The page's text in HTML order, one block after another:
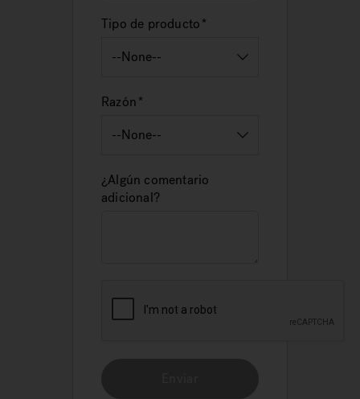
Tipo de producto
Razón
¿Algún comentario
adicional?